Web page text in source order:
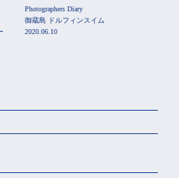
Photographers Diary
御蔵島 ドルフィンスイム
2020.06.10